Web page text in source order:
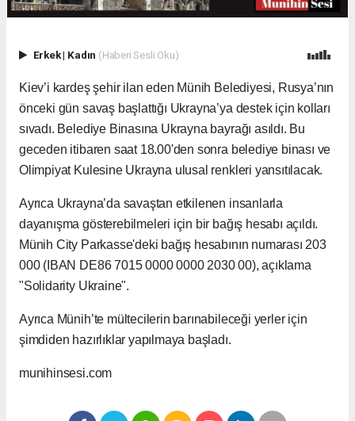
Erkek| Kadın (Haberi Sesli Oku)
Kiev’i kardeş şehir ilan eden Münih Belediyesi, Rusya’nın
önceki gün savaş başlattığı Ukrayna’ya destek için kolları
sıvadı. Belediye Binasına Ukrayna bayrağı asıldı. Bu
geceden itibaren saat 18.00'den sonra belediye binası ve
Olimpiyat Kulesine Ukrayna ulusal renkleri yansıtılacak.
Ayrıca Ukrayna’da savaştan etkilenen insanlarla
dayanışma gösterebilmeleri için bir bağış hesabı açıldı.
Münih City Parkasse'deki bağış hesabının numarası 203
000 (IBAN DE86 7015 0000 0000 2030 00), açıklama
"Solidarity Ukraine".
Ayrıca Münih’te mültecilerin barınabileceği yerler için
şimdiden hazırlıklar yapılmaya başladı.
munihinsesi.com